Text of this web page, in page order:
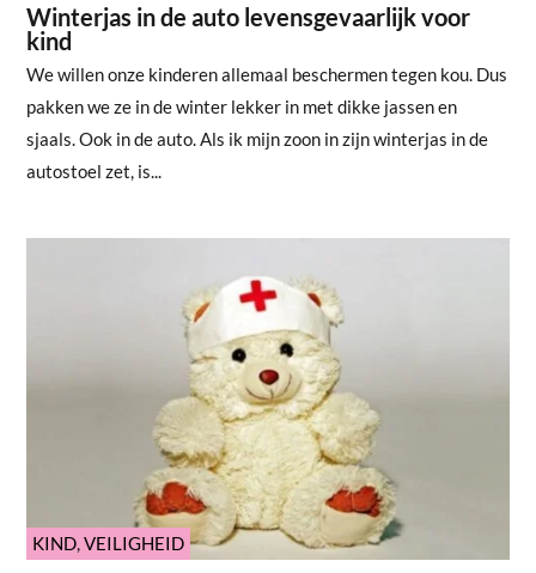
Winterjas in de auto levensgevaarlijk voor
kind
We willen onze kinderen allemaal beschermen tegen kou. Dus
pakken we ze in de winter lekker in met dikke jassen en
sjaals. Ook in de auto. Als ik mijn zoon in zijn winterjas in de
autostoel zet, is...
KIND ,VEILIGHEID